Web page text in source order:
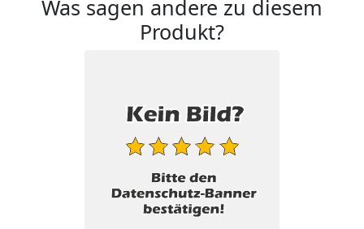
Was sagen andere zu diesem
Produkt?